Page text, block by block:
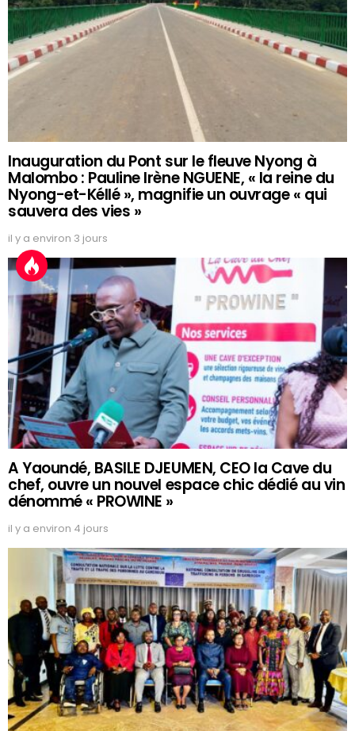
Inauguration du Pont sur le fleuve Nyong à
Malombo : Pauline Irène NGUENE, « la reine du
Nyong-et-Kéllé », magnifie un ouvrage « qui
sauvera des vies »
il y a environ 3 jours
A Yaoundé, BASILE DJEUMEN, CEO la Cave du
chef, ouvre un nouvel espace chic dédié au vin
dénommé « PROWINE »
il y a environ 4 jours